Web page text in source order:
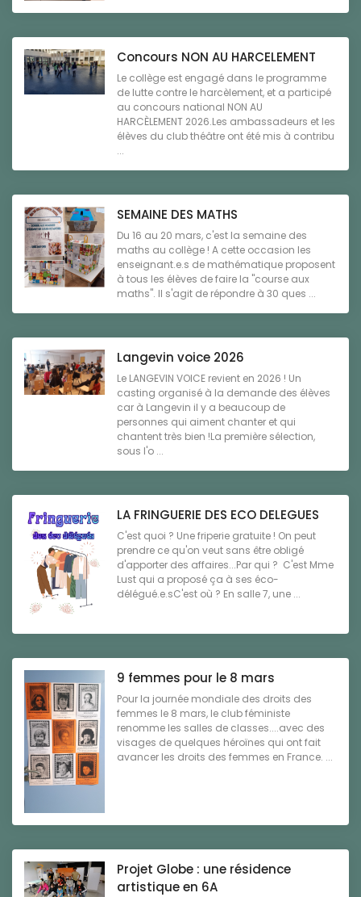
Concours NON AU HARCELEMENT
Le collège est engagé dans le programme
de lutte contre le harcèlement, et a participé
au concours national NON AU
HARCÈLEMENT 2026.Les ambassadeurs et les
élèves du club théâtre ont été mis à contribu
...
SEMAINE DES MATHS
Du 16 au 20 mars, c'est la semaine des
maths au collège ! A cette occasion les
enseignant.e.s de mathématique proposent
à tous les élèves de faire la "course aux
maths". Il s'agit de répondre à 30 ques ...
Langevin voice 2026
Le LANGEVIN VOICE revient en 2026 ! Un
casting organisé à la demande des élèves
car à Langevin il y a beaucoup de
personnes qui aiment chanter et qui
chantent très bien !La première sélection,
sous l'o ...
LA FRINGUERIE DES ECO DELEGUES
C'est quoi ? Une friperie gratuite ! On peut
prendre ce qu'on veut sans être obligé
d'apporter des affaires...Par qui ? C'est Mme
Lust qui a proposé ça à ses éco-
délégué.e.sC'est où ? En salle 7, une ...
9 femmes pour le 8 mars
Pour la journée mondiale des droits des
femmes le 8 mars, le club féministe
renomme les salles de classes....avec des
visages de quelques héroïnes qui ont fait
avancer les droits des femmes en France. ...
Projet Globe : une résidence
artistique en 6A